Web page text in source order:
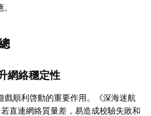
網絡穩定性
戲順利啓動的重要作用。《深海迷航
直連網絡質量差，易造成校驗失敗和